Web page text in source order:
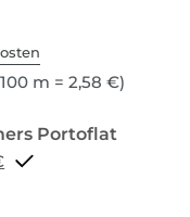
m = 2,58 €)
€